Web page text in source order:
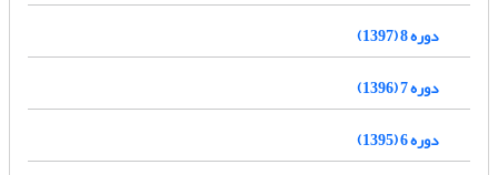
دوره 8 (1397)
دوره 7 (1396)
دوره 6 (1395)